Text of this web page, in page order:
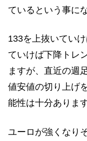
ているという事に
133を上抜いてい
ていけば下降トレ
ますが、直近の週
値安値の切り上げ
能性は十分あります
ユーロが強くなり